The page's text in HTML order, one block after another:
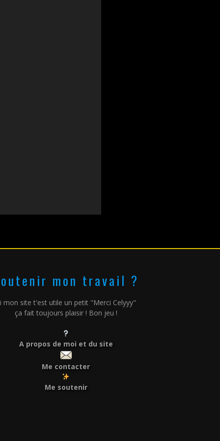
mon travail ?
mon site t'est utile un petit "Merci Celyyy"
ça fait toujours plaisir ! Bon jeu !
A propos de moi et du site
Me contacter
Me soutenir